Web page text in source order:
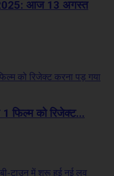
आज 13 अगस्त
फिल्म को रिजेक्ट...